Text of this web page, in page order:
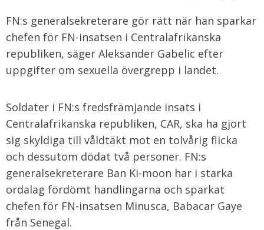
FN:s generalsekreterare gör rätt när han sparkar
chefen för FN-insatsen i Centralafrikanska
republiken, säger Aleksander Gabelic efter
uppgifter om sexuella övergrepp i landet.
Soldater i FN:s fredsfrämjande insats i
Centralafrikanska republiken, CAR, ska ha gjort
sig skyldiga till våldtäkt mot en tolvårig flicka
och dessutom dödat två personer. FN:s
generalsekreterare Ban Ki-moon har i starka
ordalag fördömt handlingarna och sparkat
chefen för FN-insatsen Minusca, Babacar Gaye
från Senegal.